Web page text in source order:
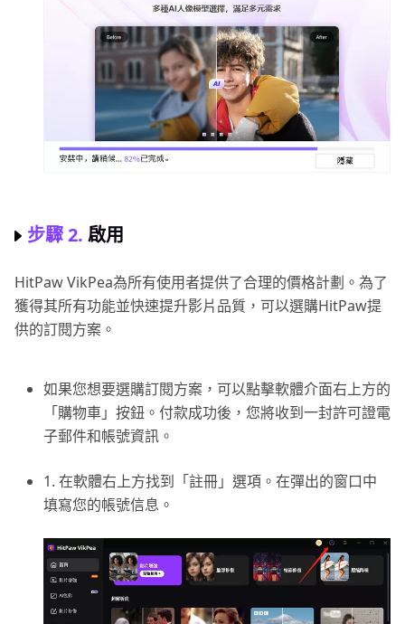
步驟 2. 啟用
HitPaw VikPea為所有使用者提供了合理的價格計劃。為了
獲得其所有功能並快速提升影片品質，可以選購HitPaw提
供的訂閱方案。
如果您想要選購訂閱方案，可以點擊軟體介面右上方的
「購物車」按鈕。付款成功後，您將收到一封許可證電
子郵件和帳號資訊。
1. 在軟體右上方找到「註冊」選項。在彈出的窗口中
填寫您的帳號信息。